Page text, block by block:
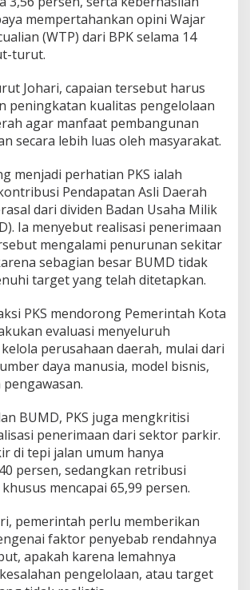
g
e
o
a
a
n
A
P
D
mempertahankan opini Wajar
(WTP) dari BPK selama 14
turut.
Johari, capaian tersebut harus
peningkatan kualitas pengelolaan
agar manfaat pembangunan
secara lebih luas oleh masyarakat.
menjadi perhatian PKS ialah
Pendapatan Asli Daerah
dari dividen Badan Usaha Milik
Ia menyebut realisasi penerimaan
mengalami penurunan sekitar
sebagian besar BUMD tidak
target yang telah ditetapkan.
PKS mendorong Pemerintah Kota
evaluasi menyeluruh
perusahaan daerah, mulai dari
daya manusia, model bisnis,
BUMD, PKS juga mengkritisi
penerimaan dari sektor parkir.
di tepi jalan umum hanya
persen, sedangkan retribusi
mencapai 65,99 persen.
pemerintah perlu memberikan
faktor penyebab rendahnya
apakah karena lemahnya
pengelolaan, atau target